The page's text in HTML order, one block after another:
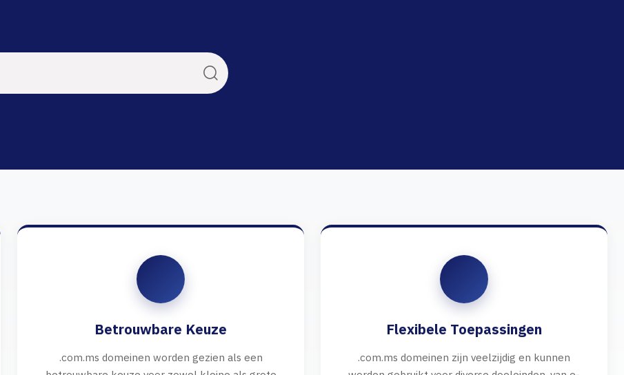
Betrouwbare Keuze
.com.ms domeinen worden gezien als een
Flexibele Toepassingen
.com.ms domeinen zijn veelzijdig en kunnen